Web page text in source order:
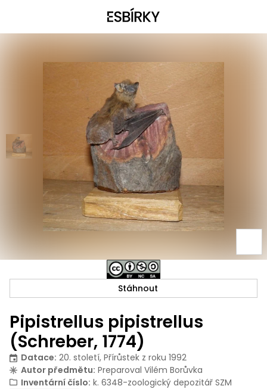
Pipistrellus pipistrellus
(Schreber, 1774)
Datace: 20. století, Přírůstek z roku 1992
Autor předmětu: Preparoval Vilém Borůvka
Inventární číslo: k. 6348-zoologický depozitář SZM
Stáhnout